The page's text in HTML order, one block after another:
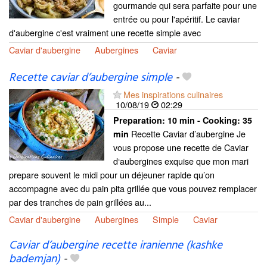
gourmande qui sera parfaite pour une
entrée ou pour l'apéritif. Le caviar
d'aubergine c'est vraiment une recette simple avec
Caviar d'aubergine
Aubergines Caviar
Recette caviar d’aubergine simple-
Mes inspirations culinaires
10/08/19
02:29
Preparation: 10 min - Cooking: 35
min Recette Caviar d’aubergine Je
vous propose une recette de Caviar
d‘aubergines exquise que mon mari
prepare souvent le midi pour un déjeuner rapide qu’on
accompagne avec du pain pita grillée que vous pouvez remplacer
par des tranches de pain grillées au...
Caviar d'aubergine
Aubergines Simple Caviar
Caviar d’aubergine recette iranienne (kashke
bademjan)-